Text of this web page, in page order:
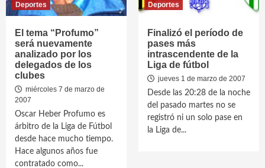
Deportes
El tema “Profumo”
será nuevamente
analizado por los
delegados de los
clubes
miércoles 7 de marzo de
2007
Oscar Heber Profumo es
árbitro de la Liga de Fútbol
desde hace mucho tiempo.
Hace algunos años fue
contratado como...
Deportes
Finalizó el período de
pases más
intrascendente de la
Liga de fútbol
jueves 1 de marzo de 2007
Desde las 20:28 de la noche
del pasado martes no se
registró ni un solo pase en
la Liga de...